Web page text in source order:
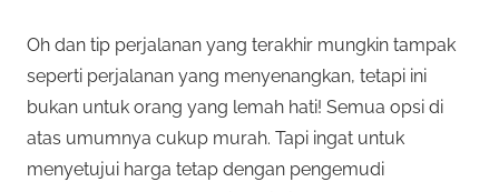
Oh dan tip perjalanan yang terakhir mungkin tampak
seperti perjalanan yang menyenangkan, tetapi ini
bukan untuk orang yang lemah hati! Semua opsi di
atas umumnya cukup murah. Tapi ingat untuk
menyetujui harga tetap dengan pengemudi